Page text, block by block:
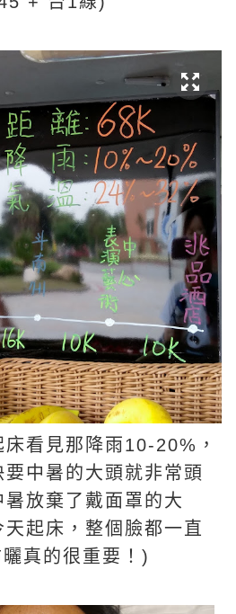
看見那降雨10-20%，
中暑的大頭就非常頭
放棄了戴面罩的大
起床，整個臉都一直
真的很重要！)